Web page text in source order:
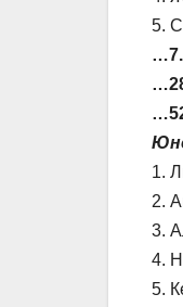
5.
…7.
1.
2.
3.
4.
5.